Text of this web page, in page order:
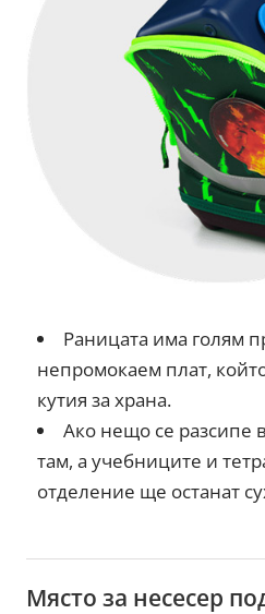
Раницата има голям
непромокаем плат,
кутия за храна.
Ако нещо се разсипе
там, а учебниците и
отделение ще останат
Място за несесер